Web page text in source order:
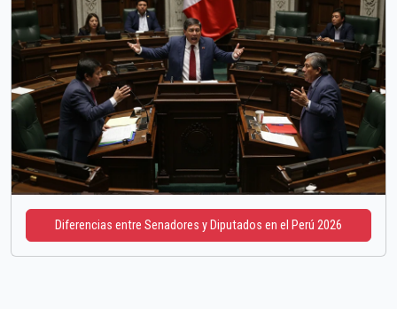
Diferencias entre Senadores y Diputados en el Perú 2026